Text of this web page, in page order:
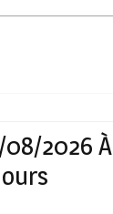
08/2026 À